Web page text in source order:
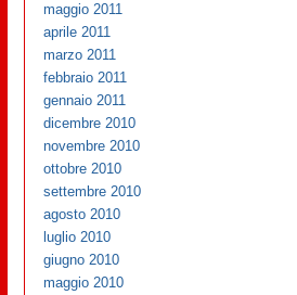
maggio 2011
aprile 2011
marzo 2011
febbraio 2011
gennaio 2011
dicembre 2010
novembre 2010
ottobre 2010
settembre 2010
agosto 2010
luglio 2010
giugno 2010
maggio 2010